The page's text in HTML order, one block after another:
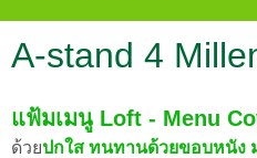
A-stand 4
แฟ้มเมนู Loft - Menu
ด้วยปกใส ทนทานด้วยขอบหนัง